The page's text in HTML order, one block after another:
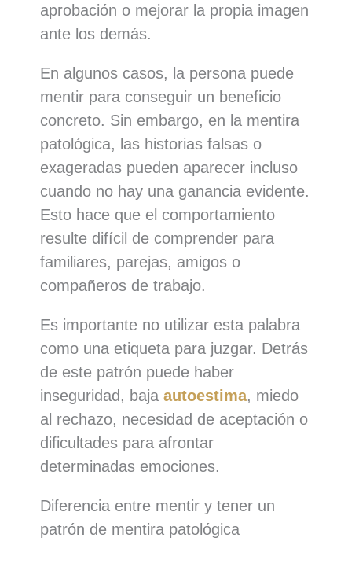
aprobación o mejorar la propia imagen
ante los demás.
En algunos casos, la persona puede
mentir para conseguir un beneficio
concreto. Sin embargo, en la mentira
patológica, las historias falsas o
exageradas pueden aparecer incluso
cuando no hay una ganancia evidente.
Esto hace que el comportamiento
resulte difícil de comprender para
familiares, parejas, amigos o
compañeros de trabajo.
Es importante no utilizar esta palabra
como una etiqueta para juzgar. Detrás
de este patrón puede haber
inseguridad, baja autoestima, miedo
al rechazo, necesidad de aceptación o
dificultades para afrontar
determinadas emociones.
Diferencia entre mentir y tener un
patrón de mentira patológica